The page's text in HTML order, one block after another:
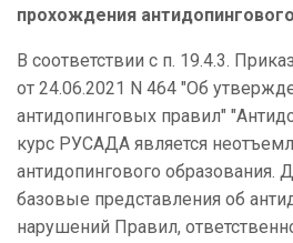
прохождения
В соответствии с п. 19.4.3.
от 24.06.2021 N 464 "Об
антидопинговых правил"
курс РУСАДА является
антидопингового образования.
базовые представления об
нарушений Правил,